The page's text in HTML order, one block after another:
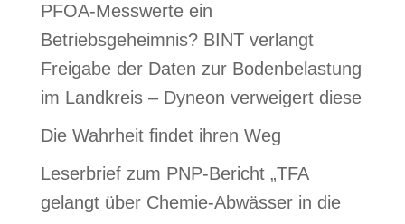
PFOA-Messwerte ein
Betriebsgeheimnis? BINT verlangt
Freigabe der Daten zur Bodenbelastung
im Landkreis – Dyneon verweigert diese
Die Wahrheit findet ihren Weg
Leserbrief zum PNP-Bericht „TFA
gelangt über Chemie-Abwässer in die